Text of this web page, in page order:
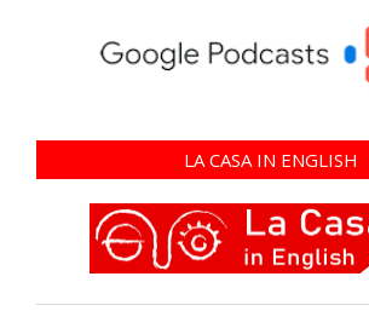
LA CASA IN ENGLISH